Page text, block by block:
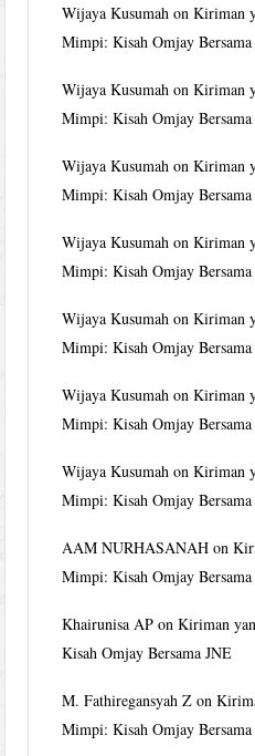
Wijaya Kusumah onKiriman
Mimpi: Kisah Omjay
Wijaya Kusumah onKiriman
Mimpi: Kisah Omjay
Wijaya Kusumah onKiriman
Mimpi: Kisah Omjay
Wijaya Kusumah onKiriman
Mimpi: Kisah Omjay
Wijaya Kusumah onKiriman
Mimpi: Kisah Omjay
Wijaya Kusumah onKiriman
Mimpi: Kisah Omjay
Wijaya Kusumah onKiriman
Mimpi: Kisah Omjay
AAM NURHASANAH on
Mimpi: Kisah Omjay
Khairunisa AP onKiriman
Kisah Omjay Bersama JNE
M. Fathiregansyah Z on
Mimpi: Kisah Omjay